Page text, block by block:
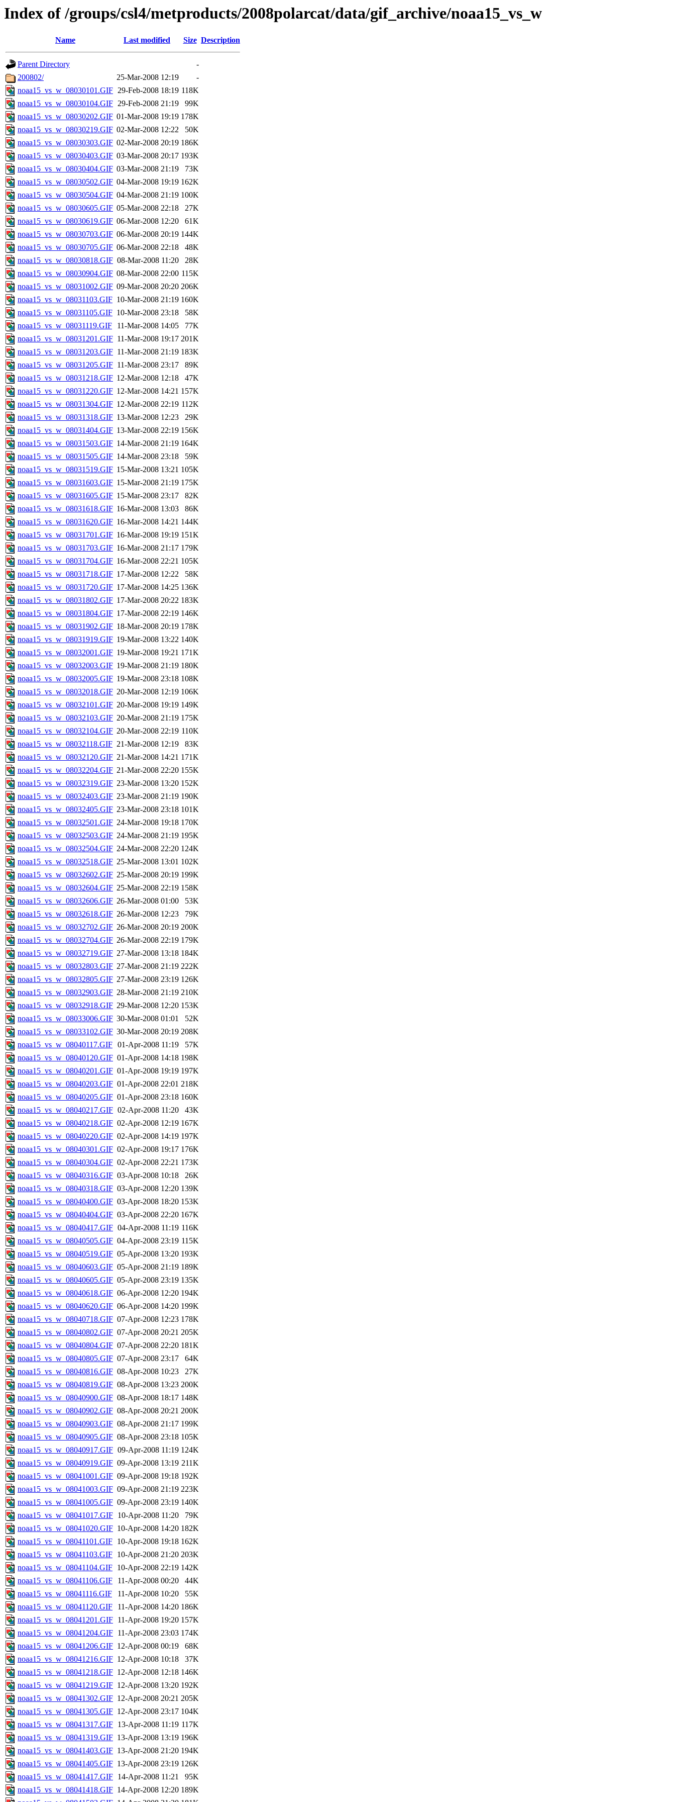
Index of /groups/csl4/metproducts/2008polarcat/data/gif_archive/noaa15_vs_w
Name Last modified Size Description
Parent Directory
-
200802/
25-Mar-2008 12:19
-
noaa15_vs_w_08030101.GIF 29-Feb-2008 18:19 118K
noaa15_vs_w_08030104.GIF 29-Feb-2008 21:19
99K
noaa15_vs_w_08030202.GIF 01-Mar-2008 19:19 178K
noaa15_vs_w_08030219.GIF 02-Mar-2008 12:22
50K
noaa15_vs_w_08030303.GIF 02-Mar-2008 20:19 186K
noaa15_vs_w_08030403.GIF 03-Mar-2008 20:17 193K
noaa15_vs_w_08030404.GIF 03-Mar-2008 21:19
73K
noaa15_vs_w_08030502.GIF 04-Mar-2008 19:19 162K
noaa15_vs_w_08030504.GIF 04-Mar-2008 21:19 100K
noaa15_vs_w_08030605.GIF 05-Mar-2008 22:18
27K
noaa15_vs_w_08030619.GIF 06-Mar-2008 12:20
61K
noaa15_vs_w_08030703.GIF 06-Mar-2008 20:19 144K
noaa15_vs_w_08030705.GIF 06-Mar-2008 22:18
48K
noaa15_vs_w_08030818.GIF 08-Mar-2008 11:20
28K
noaa15_vs_w_08030904.GIF 08-Mar-2008 22:00 115K
noaa15_vs_w_08031002.GIF 09-Mar-2008 20:20 206K
noaa15_vs_w_08031103.GIF 10-Mar-2008 21:19 160K
noaa15_vs_w_08031105.GIF 10-Mar-2008 23:18
58K
noaa15_vs_w_08031119.GIF
11-Mar-2008 14:05
77K
noaa15_vs_w_08031201.GIF 11-Mar-2008 19:17 201K
noaa15_vs_w_08031203.GIF 11-Mar-2008 21:19 183K
noaa15_vs_w_08031205.GIF 11-Mar-2008 23:17
89K
noaa15_vs_w_08031218.GIF 12-Mar-2008 12:18
47K
noaa15_vs_w_08031220.GIF 12-Mar-2008 14:21 157K
noaa15_vs_w_08031304.GIF 12-Mar-2008 22:19 112K
noaa15_vs_w_08031318.GIF 13-Mar-2008 12:23
29K
noaa15_vs_w_08031404.GIF 13-Mar-2008 22:19 156K
noaa15_vs_w_08031503.GIF 14-Mar-2008 21:19 164K
noaa15_vs_w_08031505.GIF 14-Mar-2008 23:18
59K
noaa15_vs_w_08031519.GIF 15-Mar-2008 13:21 105K
noaa15_vs_w_08031603.GIF 15-Mar-2008 21:19 175K
noaa15_vs_w_08031605.GIF 15-Mar-2008 23:17
82K
noaa15_vs_w_08031618.GIF 16-Mar-2008 13:03
86K
noaa15_vs_w_08031620.GIF 16-Mar-2008 14:21 144K
noaa15_vs_w_08031701.GIF 16-Mar-2008 19:19 151K
noaa15_vs_w_08031703.GIF 16-Mar-2008 21:17 179K
noaa15_vs_w_08031704.GIF 16-Mar-2008 22:21 105K
noaa15_vs_w_08031718.GIF 17-Mar-2008 12:22
58K
noaa15_vs_w_08031720.GIF 17-Mar-2008 14:25 136K
noaa15_vs_w_08031802.GIF 17-Mar-2008 20:22 183K
noaa15_vs_w_08031804.GIF 17-Mar-2008 22:19 146K
noaa15_vs_w_08031902.GIF 18-Mar-2008 20:19 178K
noaa15_vs_w_08031919.GIF 19-Mar-2008 13:22 140K
noaa15_vs_w_08032001.GIF 19-Mar-2008 19:21 171K
noaa15_vs_w_08032003.GIF 19-Mar-2008 21:19 180K
noaa15_vs_w_08032005.GIF 19-Mar-2008 23:18 108K
noaa15_vs_w_08032018.GIF 20-Mar-2008 12:19 106K
noaa15_vs_w_08032101.GIF 20-Mar-2008 19:19 149K
noaa15_vs_w_08032103.GIF 20-Mar-2008 21:19 175K
noaa15_vs_w_08032104.GIF 20-Mar-2008 22:19 110K
noaa15_vs_w_08032118.GIF 21-Mar-2008 12:19
83K
noaa15_vs_w_08032120.GIF 21-Mar-2008 14:21 171K
noaa15_vs_w_08032204.GIF 21-Mar-2008 22:20 155K
noaa15_vs_w_08032319.GIF 23-Mar-2008 13:20 152K
noaa15_vs_w_08032403.GIF 23-Mar-2008 21:19 190K
noaa15_vs_w_08032405.GIF 23-Mar-2008 23:18 101K
noaa15_vs_w_08032501.GIF 24-Mar-2008 19:18 170K
noaa15_vs_w_08032503.GIF 24-Mar-2008 21:19 195K
noaa15_vs_w_08032504.GIF 24-Mar-2008 22:20 124K
noaa15_vs_w_08032518.GIF 25-Mar-2008 13:01 102K
noaa15_vs_w_08032602.GIF 25-Mar-2008 20:19 199K
noaa15_vs_w_08032604.GIF 25-Mar-2008 22:19 158K
noaa15_vs_w_08032606.GIF 26-Mar-2008 01:00
53K
noaa15_vs_w_08032618.GIF 26-Mar-2008 12:23
79K
noaa15_vs_w_08032702.GIF 26-Mar-2008 20:19 200K
noaa15_vs_w_08032704.GIF 26-Mar-2008 22:19 179K
noaa15_vs_w_08032719.GIF 27-Mar-2008 13:18 184K
noaa15_vs_w_08032803.GIF 27-Mar-2008 21:19 222K
noaa15_vs_w_08032805.GIF 27-Mar-2008 23:19 126K
noaa15_vs_w_08032903.GIF 28-Mar-2008 21:19 210K
noaa15_vs_w_08032918.GIF 29-Mar-2008 12:20 153K
noaa15_vs_w_08033006.GIF 30-Mar-2008 01:01
52K
noaa15_vs_w_08033102.GIF 30-Mar-2008 20:19 208K
noaa15_vs_w_08040117.GIF 01-Apr-2008 11:19
57K
noaa15_vs_w_08040120.GIF 01-Apr-2008 14:18 198K
noaa15_vs_w_08040201.GIF 01-Apr-2008 19:19 197K
noaa15_vs_w_08040203.GIF 01-Apr-2008 22:01 218K
noaa15_vs_w_08040205.GIF 01-Apr-2008 23:18 160K
noaa15_vs_w_08040217.GIF 02-Apr-2008 11:20
43K
noaa15_vs_w_08040218.GIF 02-Apr-2008 12:19 167K
noaa15_vs_w_08040220.GIF 02-Apr-2008 14:19 197K
noaa15_vs_w_08040301.GIF 02-Apr-2008 19:17 176K
noaa15_vs_w_08040304.GIF 02-Apr-2008 22:21 173K
noaa15_vs_w_08040316.GIF 03-Apr-2008 10:18
26K
noaa15_vs_w_08040318.GIF 03-Apr-2008 12:20 139K
noaa15_vs_w_08040400.GIF 03-Apr-2008 18:20 153K
noaa15_vs_w_08040404.GIF 03-Apr-2008 22:20 167K
noaa15_vs_w_08040417.GIF 04-Apr-2008 11:19 116K
noaa15_vs_w_08040505.GIF 04-Apr-2008 23:19 115K
noaa15_vs_w_08040519.GIF 05-Apr-2008 13:20 193K
noaa15_vs_w_08040603.GIF 05-Apr-2008 21:19 189K
noaa15_vs_w_08040605.GIF 05-Apr-2008 23:19 135K
noaa15_vs_w_08040618.GIF 06-Apr-2008 12:20 194K
noaa15_vs_w_08040620.GIF 06-Apr-2008 14:20 199K
noaa15_vs_w_08040718.GIF 07-Apr-2008 12:23 178K
noaa15_vs_w_08040802.GIF 07-Apr-2008 20:21 205K
noaa15_vs_w_08040804.GIF 07-Apr-2008 22:20 181K
noaa15_vs_w_08040805.GIF 07-Apr-2008 23:17
64K
noaa15_vs_w_08040816.GIF 08-Apr-2008 10:23
27K
noaa15_vs_w_08040819.GIF 08-Apr-2008 13:23 200K
noaa15_vs_w_08040900.GIF 08-Apr-2008 18:17 148K
noaa15_vs_w_08040902.GIF 08-Apr-2008 20:21 200K
noaa15_vs_w_08040903.GIF 08-Apr-2008 21:17 199K
noaa15_vs_w_08040905.GIF 08-Apr-2008 23:18 105K
noaa15_vs_w_08040917.GIF 09-Apr-2008 11:19 124K
noaa15_vs_w_08040919.GIF 09-Apr-2008 13:19 211K
noaa15_vs_w_08041001.GIF 09-Apr-2008 19:18 192K
noaa15_vs_w_08041003.GIF 09-Apr-2008 21:19 223K
noaa15_vs_w_08041005.GIF 09-Apr-2008 23:19 140K
noaa15_vs_w_08041017.GIF 10-Apr-2008 11:20
79K
noaa15_vs_w_08041020.GIF 10-Apr-2008 14:20 182K
noaa15_vs_w_08041101.GIF 10-Apr-2008 19:18 162K
noaa15_vs_w_08041103.GIF 10-Apr-2008 21:20 203K
noaa15_vs_w_08041104.GIF 10-Apr-2008 22:19 142K
noaa15_vs_w_08041106.GIF
11-Apr-2008 00:20
44K
noaa15_vs_w_08041116.GIF
11-Apr-2008 10:20
55K
noaa15_vs_w_08041120.GIF
11-Apr-2008 14:20 186K
noaa15_vs_w_08041201.GIF 11-Apr-2008 19:20 157K
noaa15_vs_w_08041204.GIF 11-Apr-2008 23:03 174K
noaa15_vs_w_08041206.GIF 12-Apr-2008 00:19
68K
noaa15_vs_w_08041216.GIF 12-Apr-2008 10:18
37K
noaa15_vs_w_08041218.GIF 12-Apr-2008 12:18 146K
noaa15_vs_w_08041219.GIF 12-Apr-2008 13:20 192K
noaa15_vs_w_08041302.GIF 12-Apr-2008 20:21 205K
noaa15_vs_w_08041305.GIF 12-Apr-2008 23:17 104K
noaa15_vs_w_08041317.GIF 13-Apr-2008 11:19 117K
noaa15_vs_w_08041319.GIF 13-Apr-2008 13:19 196K
noaa15_vs_w_08041403.GIF 13-Apr-2008 21:20 194K
noaa15_vs_w_08041405.GIF 13-Apr-2008 23:19 126K
noaa15_vs_w_08041417.GIF 14-Apr-2008 11:21
95K
noaa15_vs_w_08041418.GIF 14-Apr-2008 12:20 189K